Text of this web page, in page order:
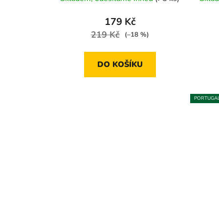
hodnocení
produktu
je
5
179 Kč
219 Kč (–18 %)
DO KOŠÍKU